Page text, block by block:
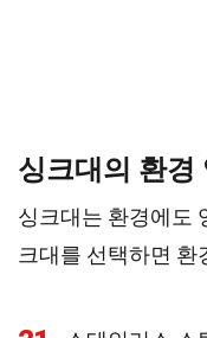
싱크대의 환경
싱크대는 환경에도
크대를 선택하면 환